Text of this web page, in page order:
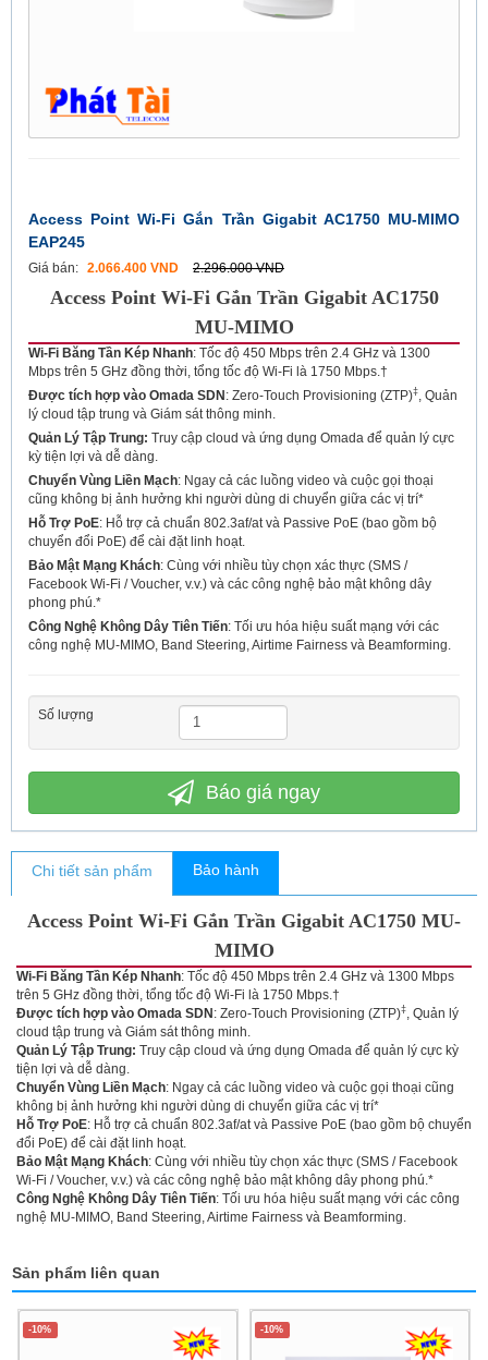
Access Point Wi-Fi Gắn Trần Gigabit AC1750 MU-MIMO
EAP245
Giá bán: 2.066.400 VND 2.296.000 VND
Access Point Wi-Fi Gắn Trần Gigabit AC1750
MU-MIMO
Wi-Fi Băng Tần Kép Nhanh: Tốc độ 450 Mbps trên 2.4 GHz và 1300
Mbps trên 5 GHz đồng thời, tổng tốc độ Wi-Fi là 1750 Mbps.†
Được tích hợp vào Omada SDN : Zero-Touch Provisioning (ZTP)‡, Quản
lý cloud tập trung và Giám sát thông minh.
Quản Lý Tập Trung: Truy cập cloud và ứng dụng Omada để quản lý cực
kỳ tiện lợi và dễ dàng.
Chuyển Vùng Liền Mạch: Ngay cả các luồng video và cuộc gọi thoại
cũng không bị ảnh hưởng khi người dùng di chuyển giữa các vị trí*
Hỗ Trợ PoE: Hỗ trợ cả chuẩn 802.3af/at và Passive PoE (bao gồm bộ
chuyển đổi PoE) để cài đặt linh hoạt.
Bảo Mật Mạng Khách: Cùng với nhiều tùy chọn xác thực (SMS /
Facebook Wi-Fi / Voucher, v.v.) và các công nghệ bảo mật không dây
phong phú.*
Công Nghệ Không Dây Tiên Tiến: Tối ưu hóa hiệu suất mạng với các
công nghệ MU-MIMO, Band Steering, Airtime Fairness và Beamforming.
Số lượng
Báo giá ngay
Chi tiết sản phẩm Bảo hành
Access Point Wi-Fi Gắn Trần Gigabit AC1750 MU-
MIMO
Wi-Fi Băng Tần Kép Nhanh: Tốc độ 450 Mbps trên 2.4 GHz và 1300 Mbps
trên 5 GHz đồng thời, tổng tốc độ Wi-Fi là 1750 Mbps.†
Được tích hợp vào Omada SDN : Zero-Touch Provisioning (ZTP)‡, Quản lý
cloud tập trung và Giám sát thông minh.
Quản Lý Tập Trung: Truy cập cloud và ứng dụng Omada để quản lý cực kỳ
tiện lợi và dễ dàng.
Chuyển Vùng Liền Mạch: Ngay cả các luồng video và cuộc gọi thoại cũng
không bị ảnh hưởng khi người dùng di chuyển giữa các vị trí*
Hỗ Trợ PoE: Hỗ trợ cả chuẩn 802.3af/at và Passive PoE (bao gồm bộ chuyển
đổi PoE) để cài đặt linh hoạt.
Bảo Mật Mạng Khách: Cùng với nhiều tùy chọn xác thực (SMS / Facebook
Wi-Fi / Voucher, v.v.) và các công nghệ bảo mật không dây phong phú.*
Công Nghệ Không Dây Tiên Tiến: Tối ưu hóa hiệu suất mạng với các công
nghệ MU-MIMO, Band Steering, Airtime Fairness và Beamforming.
Sản phẩm liên quan
-10% -10%